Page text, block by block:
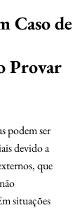
Caso de
Provar
podem ser
devido a
que
situações